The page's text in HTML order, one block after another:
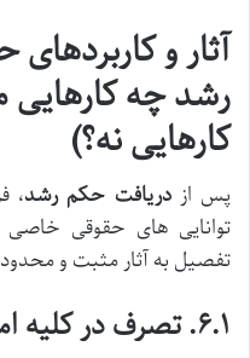
آثار و
رشد چه کارهایی
کارهایی نه؟)
پس ازدریافت حکم رشد
توانایی های حقوقی
تفصیل به آثار مثبت و
۶.۱. تصرف در کلیه امور مالی